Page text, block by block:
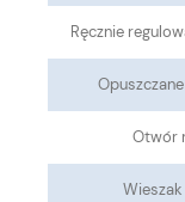
Ręcznie
Otwór